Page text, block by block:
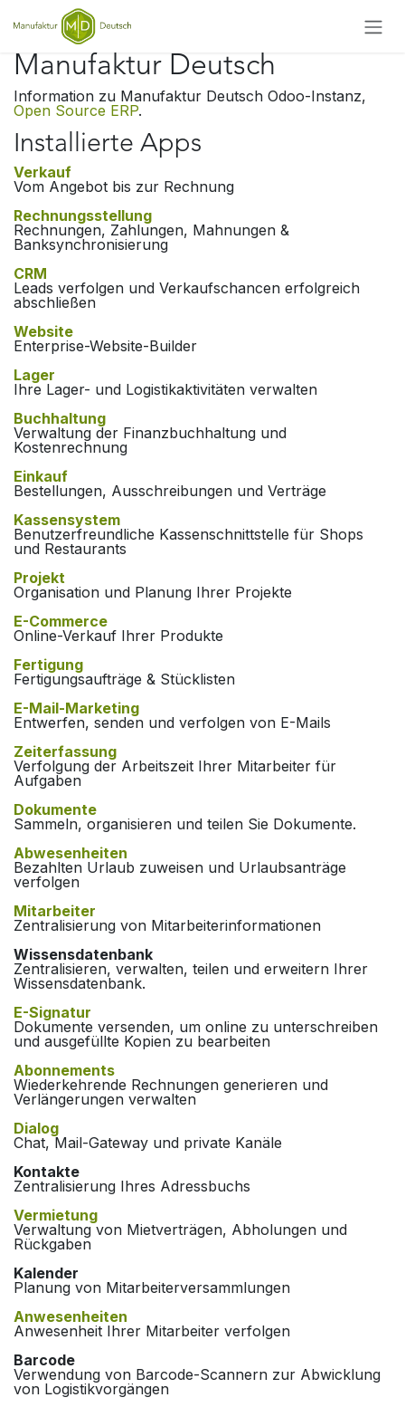
Zum Inhalt springen
Manufaktur Deutsch
Information zu Manufaktur Deutsch Odoo-Instanz,
Open Source ERP.
Installierte Apps
Verkauf
Vom Angebot bis zur Rechnung
Rechnungsstellung
Rechnungen, Zahlungen, Mahnungen &
Banksynchronisierung
CRM
Leads verfolgen und Verkaufschancen erfolgreich
abschließen
Website
Enterprise-Website-Builder
Lager
Ihre Lager- und Logistikaktivitäten verwalten
Buchhaltung
Verwaltung der Finanzbuchhaltung und
Kostenrechnung
Einkauf
Bestellungen, Ausschreibungen und Verträge
Kassensystem
Benutzerfreundliche Kassenschnittstelle für Shops
und Restaurants
Projekt
Organisation und Planung Ihrer Projekte
E-Commerce
Online-Verkauf Ihrer Produkte
Fertigung
Fertigungsaufträge & Stücklisten
E-Mail-Marketing
Entwerfen, senden und verfolgen von E-Mails
Zeiterfassung
Verfolgung der Arbeitszeit Ihrer Mitarbeiter für
Aufgaben
Dokumente
Sammeln, organisieren und teilen Sie Dokumente.
Abwesenheiten
Bezahlten Urlaub zuweisen und Urlaubsanträge
verfolgen
Mitarbeiter
Zentralisierung von Mitarbeiterinformationen
Wissensdatenbank
Zentralisieren, verwalten, teilen und erweitern Ihrer
Wissensdatenbank.
E-Signatur
Dokumente versenden, um online zu unterschreiben
und ausgefüllte Kopien zu bearbeiten
Abonnements
Wiederkehrende Rechnungen generieren und
Verlängerungen verwalten
Dialog
Chat, Mail-Gateway und private Kanäle
Kontakte
Zentralisierung Ihres Adressbuchs
Vermietung
Verwaltung von Mietverträgen, Abholungen und
Rückgaben
Kalender
Planung von Mitarbeiterversammlungen
Anwesenheiten
Anwesenheit Ihrer Mitarbeiter verfolgen
Barcode
Verwendung von Barcode-Scannern zur Abwicklung
von Logistikvorgängen